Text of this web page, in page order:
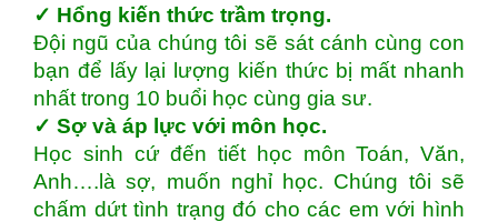
✓ Hổng kiến thức trầm trọng.
Đội ngũ của chúng tôi sẽ sát cánh cùng con
bạn để lấy lại lượng kiến thức bị mất nhanh
nhất trong 10 buổi học cùng gia sư.
✓ Sợ và áp lực với môn học.
Học sinh cứ đến tiết học môn Toán, Văn,
Anh….là sợ, muốn nghỉ học. Chúng tôi sẽ
chấm dứt tình trạng đó cho các em với hình